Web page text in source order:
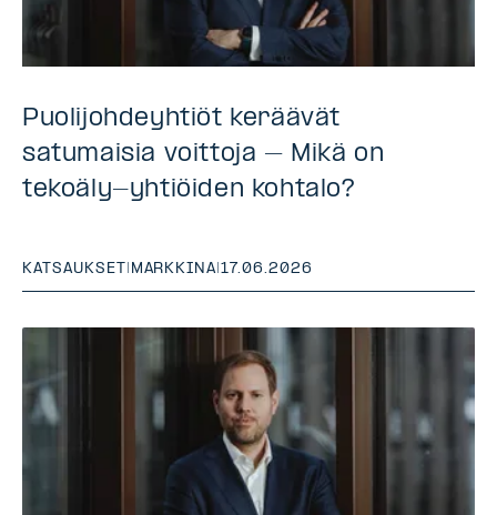
Puolijohdeyhtiöt keräävät
satumaisia voittoja – Mikä on
tekoäly-yhtiöiden kohtalo?
KATSAUKSET | MARKKINA|17.06.2026